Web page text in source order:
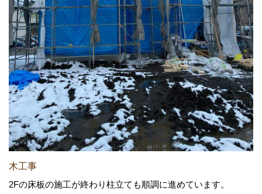
木工事
2Fの床板の施工が終わり柱立ても順調に進めています。